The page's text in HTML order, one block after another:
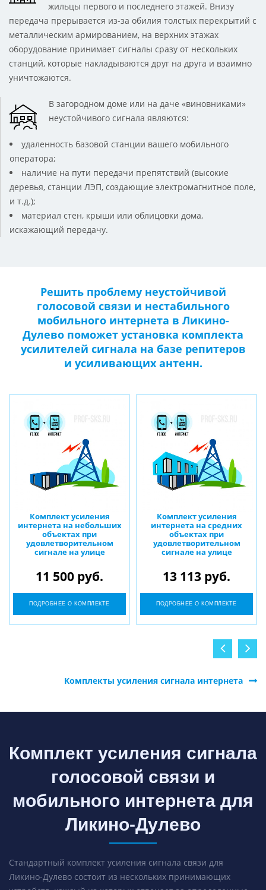
жильцы первого и последнего этажей. Внизу
передача прерывается из-за обилия толстых перекрытий с
металлическим армированием, на верхних этажах
оборудование принимает сигналы сразу от нескольких
станций, которые накладываются друг на друга и взаимно
уничтожаются.
В загородном доме или на даче «виновниками»
неустойчивого сигнала являются:
удаленность базовой станции вашего мобильного
оператора;
наличие на пути передачи препятствий (высокие
деревья, станции ЛЭП, создающие электромагнитное поле,
и т.д.);
материал стен, крыши или облицовки дома,
искажающий передачу.
Решить проблему неустойчивой
голосовой связи и нестабильного
мобильного интернета в Ликино-
Дулево поможет установка комплекта
усилителей сигнала на базе репитеров
и усиливающих антенн.
Комплект усиления
интернета на небольших
объектах при
удовлетворительном
сигнале на улице
11 500 руб.
ПОДРОБНЕЕ О КОМПЛЕКТЕ
Комплект усиления
интернета на средних
объектах при
удовлетворительном
сигнале на улице
13 113 руб.
ПОДРОБНЕЕ О КОМПЛЕКТЕ
Комплекты усиления сигнала интернета
Комплект усиления сигнала
голосовой связи и
мобильного интернета для
Ликино-Дулево
Стандартный комплект усиления сигнала связи для
Ликино-Дулево состоит из нескольких принимающих